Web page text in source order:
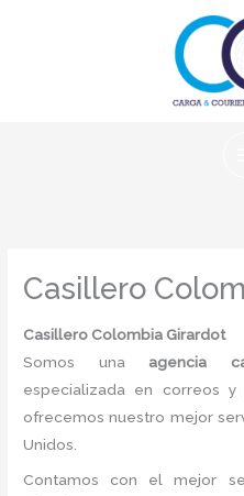
Casillero
Casillero Colombia Girardot
Somos una agencia
especializada en correos y
ofrecemos nuestro mejor
Unidos.
Contamos con el mejor